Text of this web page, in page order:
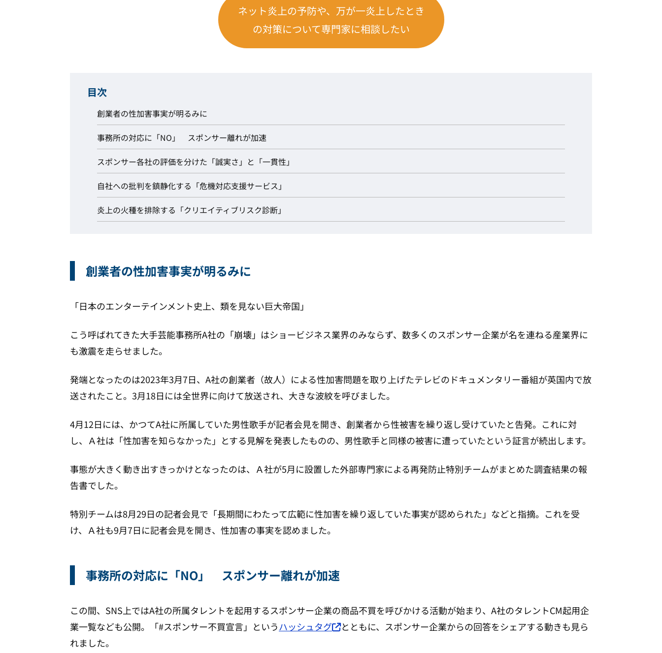
ネット炎上の予防や、万が一炎上したとき
の対策について専門家に相談したい
目次
創業者の性加害事実が明るみに
事務所の対応に「NO」 スポンサー離れが加速
スポンサー各社の評価を分けた「誠実さ」と「一貫性」
自社への批判を鎮静化する「危機対応支援サービス」
炎上の火種を排除する「クリエイティブリスク診断」
創業者の性加害事実が明るみに
「日本のエンターテインメント史上、類を見ない巨大帝国」
こう呼ばれてきた大手芸能事務所A社の「崩壊」はショービジネス業界のみならず、数多くのスポンサー企業が名を連ねる産業界に
も激震を走らせました。
発端となったのは2023年3月7日、A社の創業者（故人）による性加害問題を取り上げたテレビのドキュメンタリー番組が英国内で放
送されたこと。3月18日には全世界に向けて放送され、大きな波紋を呼びました。
4月12日には、かつてA社に所属していた男性歌手が記者会見を開き、創業者から性被害を繰り返し受けていたと告発。これに対
し、Ａ社は「性加害を知らなかった」とする見解を発表したものの、男性歌手と同様の被害に遭っていたという証言が続出します。
事態が大きく動き出すきっかけとなったのは、Ａ社が5月に設置した外部専門家による再発防止特別チームがまとめた調査結果の報
告書でした。
特別チームは8月29日の記者会見で「長期間にわたって広範に性加害を繰り返していた事実が認められた」などと指摘。これを受
け、Ａ社も9月7日に記者会見を開き、性加害の事実を認めました。
事務所の対応に「NO」 スポンサー離れが加速
この間、SNS上ではA社の所属タレントを起用するスポンサー企業の商品不買を呼びかける活動が始まり、A社のタレントCM起用企
業一覧なども公開。「#スポンサー不買宣言」というハッシュタグ
とともに、スポンサー企業からの回答をシェアする動きも見ら
れました。